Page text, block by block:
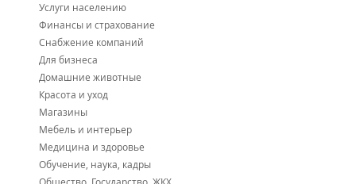
Услуги населению
Финансы и страхование
Снабжение компаний
Для бизнеса
Домашние животные
Красота и уход
Магазины
Мебель и интерьер
Медицина и здоровье
Обучение, наука, кадры